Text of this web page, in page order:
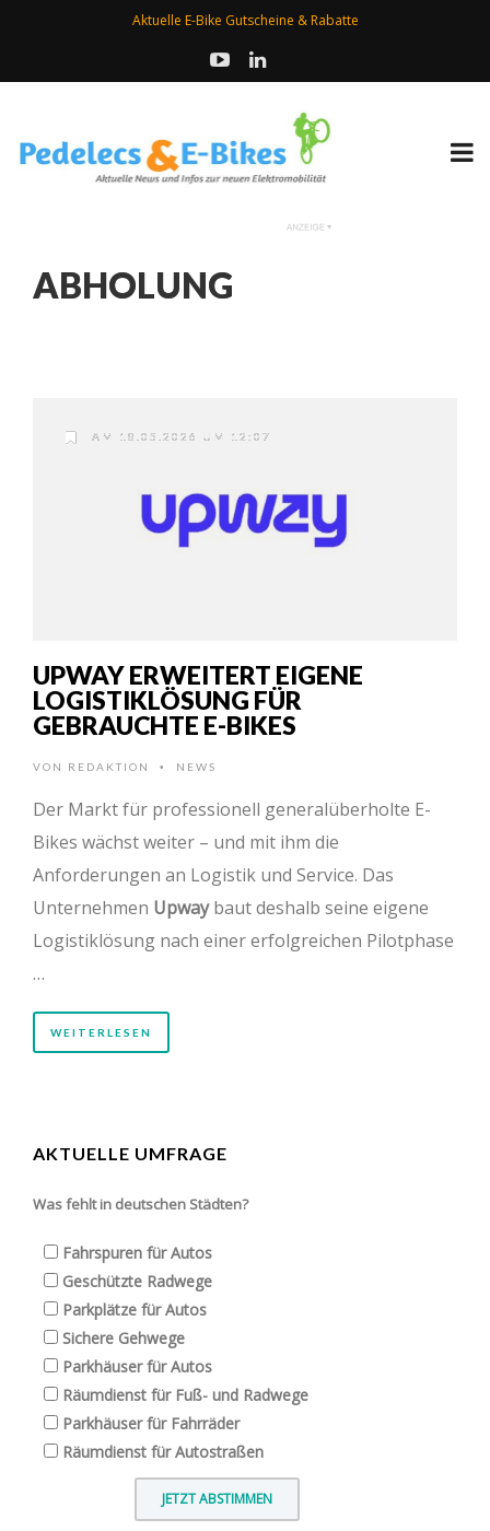
Aktuelle E-Bike Gutscheine & Rabatte
ABHOLUNG
AM 18.05.2026 UM 12:07
UPWAY ERWEITERT EIGENE
LOGISTIKLÖSUNG FÜR
GEBRAUCHTE E-BIKES
VON REDAKTION • NEWS
Der Markt für professionell generalüberholte E-
Bikes wächst weiter – und mit ihm die
Anforderungen an Logistik und Service. Das
Unternehmen Upwaybaut deshalb seine eigene
Logistiklösung nach einer erfolgreichen Pilotphase
…
WEITERLESEN
AKTUELLE UMFRAGE
Was fehlt in deutschen Städten?
Fahrspuren für Autos
Geschützte Radwege
Parkplätze für Autos
Sichere Gehwege
Parkhäuser für Autos
Räumdienst für Fuß- und Radwege
Parkhäuser für Fahrräder
Räumdienst für Autostraßen